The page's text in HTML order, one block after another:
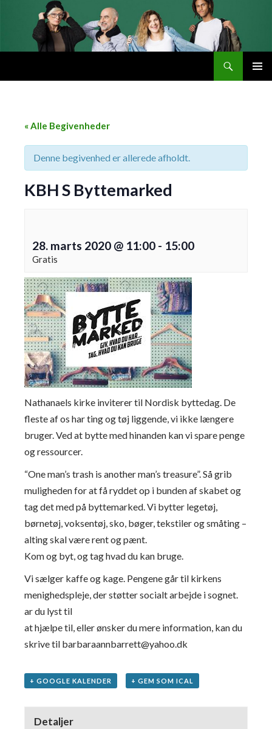
« Alle Begivenheder
Denne begivenhed er allerede afholdt.
KBH S Byttemarked
28. marts 2020 @ 11:00 - 15:00
Gratis
Nathanaels kirke inviterer til Nordisk byttedag. De
fleste af os har ting og tøj liggende, vi ikke længere
bruger. Ved at bytte med hinanden kan vi spare penge
og ressourcer.
“One man’s trash is another man’s treasure”. Så grib
muligheden for at få ryddet op i bunden af skabet og
tag det med på byttemarked. Vi bytter legetøj,
børnetøj, voksentøj, sko, bøger, tekstiler og småting –
alting skal være rent og pænt.
Kom og byt, og tag hvad du kan bruge.
Vi sælger kaffe og kage. Pengene går til kirkens
menighedspleje, der støtter socialt arbejde i sognet.
ar du lyst til
at hjælpe til, eller ønsker du mere information, kan du
skrive til barbaraannbarrett@yahoo.dk
+ GOOGLE KALENDER + GEM SOM ICAL
Detaljer